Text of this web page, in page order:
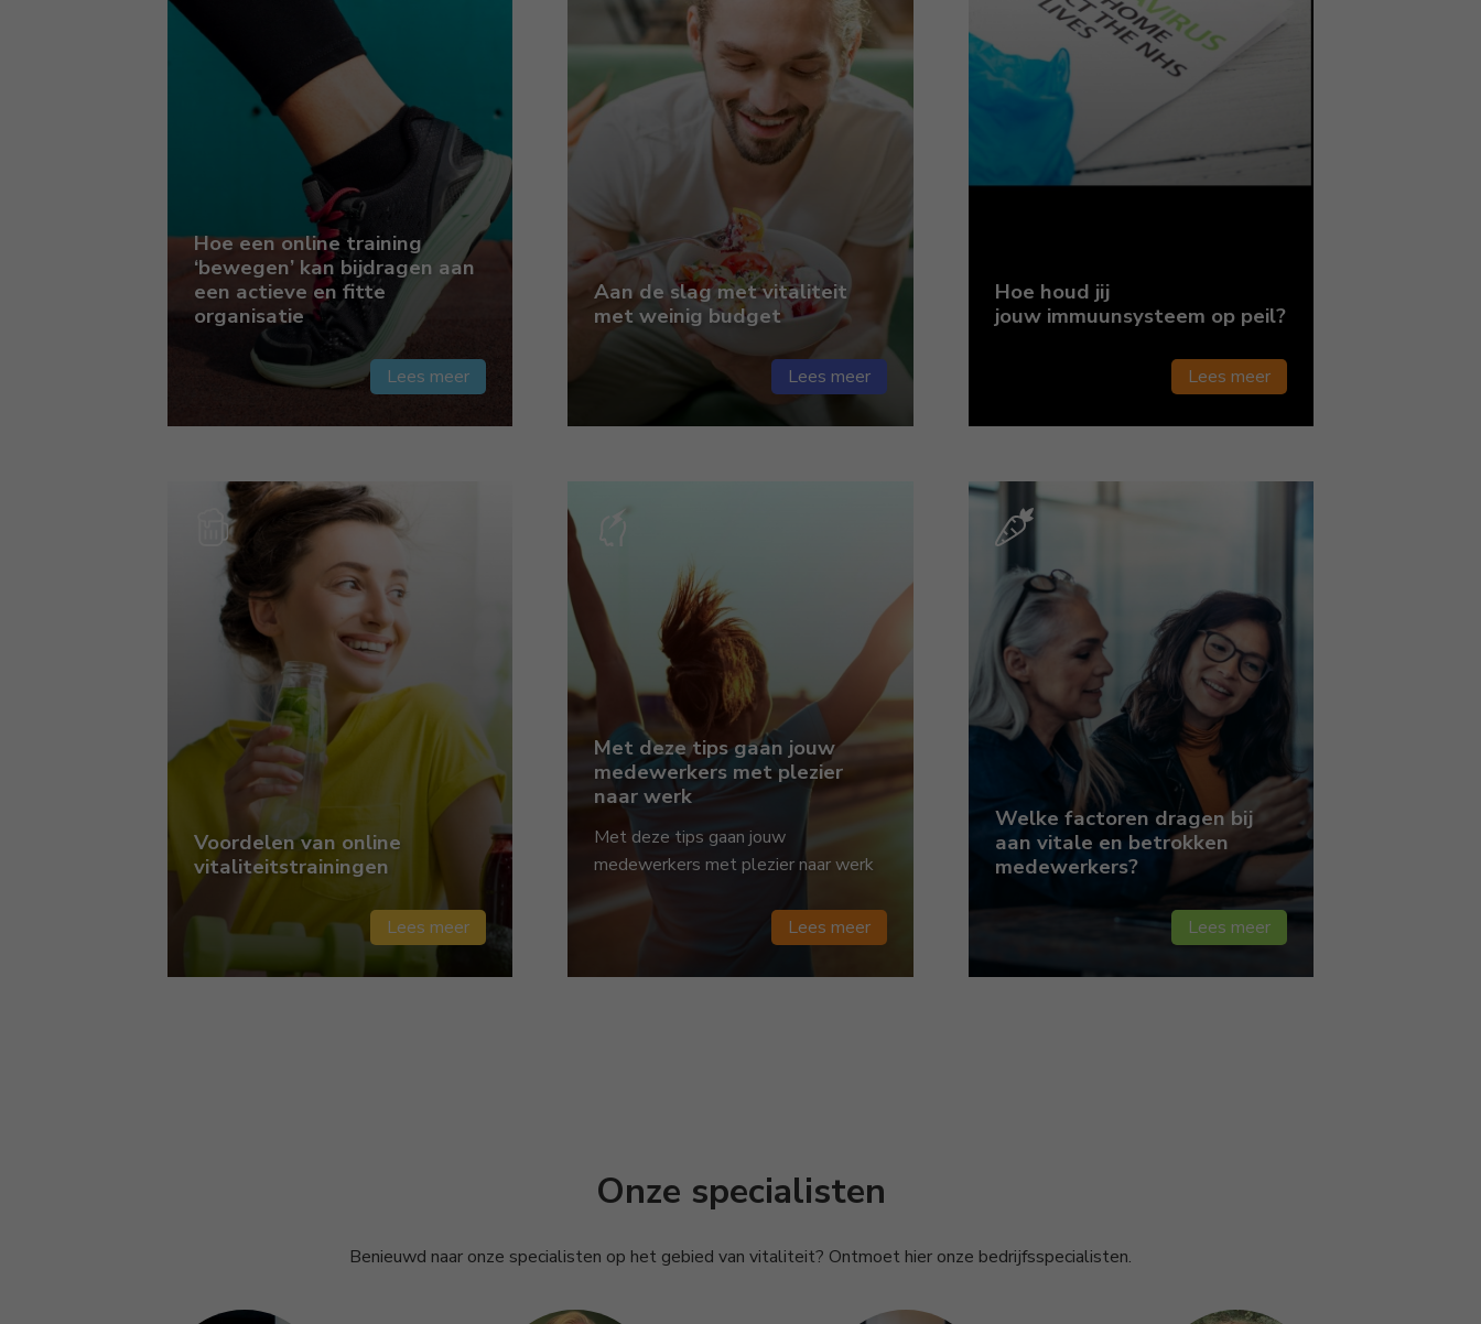
Hoe een online training
‘bewegen’ kan bijdragen aan
een actieve en fitte
organisatie
Lees meer
Aan de slag met vitaliteit
met weinig budget
Lees meer
Hoe houd jij
jouw immuunsysteem op peil?
Lees meer
Voordelen van online
vitaliteitstrainingen
Lees meer
Met deze tips gaan jouw
medewerkers met plezier
naar werk
Met deze tips gaan jouw
medewerkers met plezier naar werk
Lees meer
Welke factoren dragen bij
aan vitale en betrokken
medewerkers?
Lees meer
Onze specialisten
Benieuwd naar onze specialisten op het gebied van vitaliteit? Ontmoet hier onze bedrijfsspecialisten.